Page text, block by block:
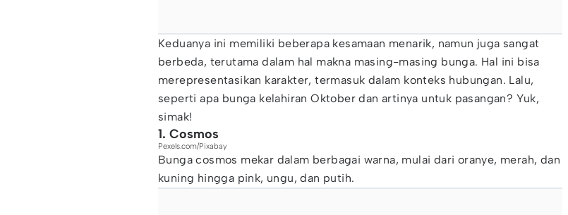
Keduanya ini memiliki beberapa kesamaan menarik, namun juga sangat
berbeda, terutama dalam hal makna masing-masing bunga. Hal ini bisa
merepresentasikan karakter, termasuk dalam konteks hubungan. Lalu,
seperti apa bunga kelahiran Oktober dan artinya untuk pasangan? Yuk,
simak!
1. Cosmos
Pexels.com/Pixabay
Bunga cosmos mekar dalam berbagai warna, mulai dari oranye, merah, dan
kuning hingga pink, ungu, dan putih.